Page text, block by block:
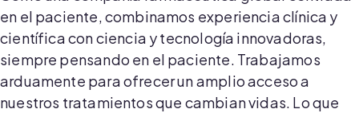
en el paciente, combinamos experiencia clínica y
científica con ciencia y tecnología innovadoras,
siempre pensando en el paciente. Trabajamos
arduamente para ofrecer un amplio acceso a
nuestros tratamientos que cambian vidas. Lo que